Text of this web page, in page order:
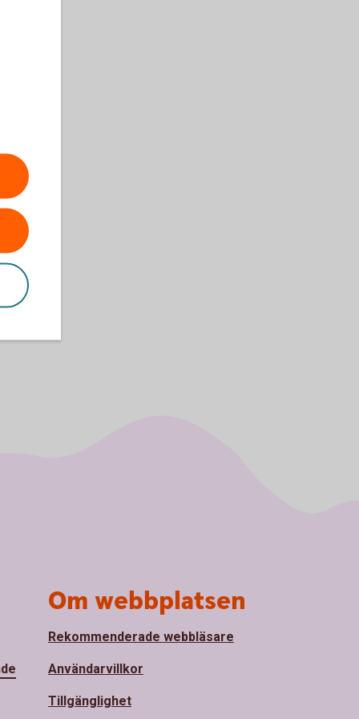
Om webbplatsen
Rekommenderade webbläsare
Användarvillkor
Tillgänglighet